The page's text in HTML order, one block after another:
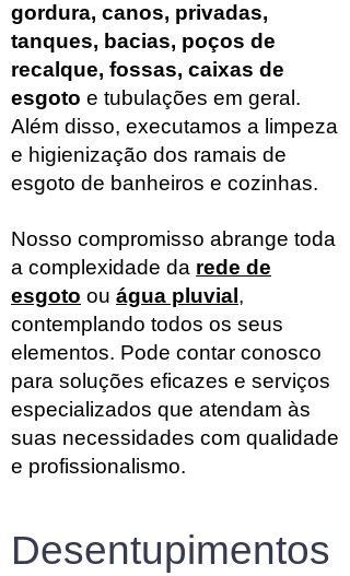
gordura, canos, privadas,
tanques, bacias, poços de
recalque, fossas, caixas de
esgoto e tubulações em geral.
Além disso, executamos a limpeza
e higienização dos ramais de
esgoto de banheiros e cozinhas.
Nosso compromisso abrange toda
a complexidade da rede de
esgoto ou água pluvial ,
contemplando todos os seus
elementos. Pode contar conosco
para soluções eficazes e serviços
especializados que atendam às
suas necessidades com qualidade
e profissionalismo.
Desentupimentos